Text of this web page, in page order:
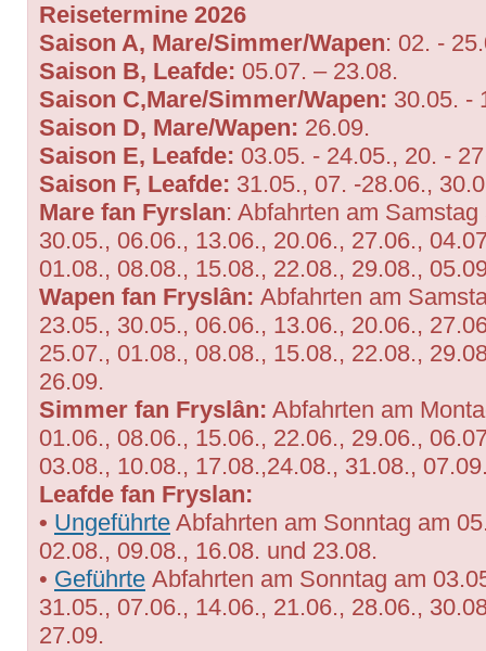
Reisetermine 2026
Saison A, Mare/Simmer/Wapen: 02. -
Saison B, Leafde: 05.07. – 23.08.
Saison C,Mare/Simmer/Wapen: 30.05. -
Saison D, Mare/Wapen: 26.09.
Saison E, Leafde: 03.05. - 24.05., 20. -
Saison F, Leafde: 31.05., 07. -28.06.,
Mare fan Fyrslan: Abfahrten am
30.05., 06.06., 13.06., 20.06., 27.06.,
01.08., 08.08., 15.08., 22.08., 29.08.,
Wapen fan Fryslân: Abfahrten am
23.05., 30.05., 06.06., 13.06., 20.06.,
25.07., 01.08., 08.08., 15.08., 22.08.,
26.09.
Simmer fan Fryslân: Abfahrten am
01.06., 08.06., 15.06., 22.06., 29.06.,
03.08., 10.08., 17.08.,24.08., 31.08.,
Leafde fan Fryslan:
• Ungeführte Abfahrten am Sonntag am
02.08., 09.08., 16.08. und 23.08.
• Geführte Abfahrten am Sonntag am
31.05., 07.06., 14.06., 21.06., 28.06.,
27.09.